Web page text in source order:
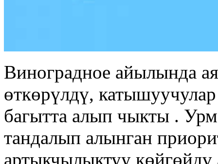
Виноградное айылында
өткөрүлдү,
багытта алып чыкты .
тандалып алынган
артыкчылыктуу көйгөйдү